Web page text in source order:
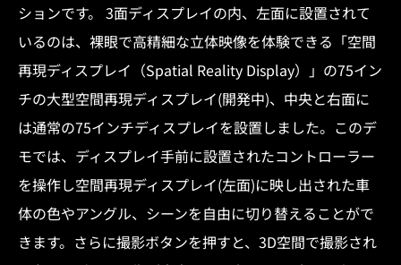
ションです。 3面ディスプレイの内、左面に設置されて
いるのは、裸眼で高精細な立体映像を体験できる「空間
再現ディスプレイ（Spatial Reality Display）」の75イン
チの大型空間再現ディスプレイ(開発中)、中央と右面に
は通常の75インチディスプレイを設置しました。このデ
モでは、ディスプレイ手前に設置されたコントローラー
を操作し空間再現ディスプレイ(左面)に映し出された車
体の色やアングル、シーンを自由に切り替えることがで
きます。さらに撮影ボタンを押すと、3D空間で撮影され